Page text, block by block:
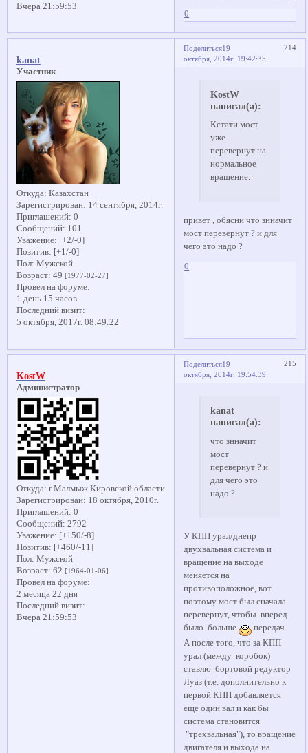
Вчера 21:59:53
0
Поделиться 214
19
октября, 2014г. 19:42:35
kanat
Участник
Откуда: Казахстан
Зарегистрирован: 14 сентября, 2014г.
Приглашений: 0
Сообщений: 101
Уважение: [+2/-0]
Позитив: [+1/-0]
Пол: Мужской
Возраст: 49 [1977-02-27]
Провел на форуме:
1 день 15 часов
Последний визит:
5 октября, 2017г. 08:49:22
KostW
написал(а):
Кстати мост
уже
перевернут на
нормальное
вращение.
привет , обясни что знначит
мост перевернут ? и для
чего это надо ?
0
Поделиться 215
19
октября, 2014г. 19:54:39
KostW
Администратор
Откуда: г.Малмыж Кировской области
Зарегистрирован: 18 октября, 2010г.
Приглашений: 0
Сообщений: 2792
Уважение: [+150/-8]
Позитив: [+460/-11]
Пол: Мужской
Возраст: 62 [1964-01-06]
Провел на форуме:
2 месяца 22 дня
Последний визит:
Вчера 21:59:53
kanat
написал(а):
что знначит
мост
перевернут ? и
для чего это
надо ?
У КПП урал/днепр
двухвальная система и
вращение на выходе
меняется на
противоположное, вот
поэтому мост был сначала
перевернут, чтобы вперед
было больше
передач.
А после того, что за КПП
урал (между коробок)
ставлю бортовой редуктор
Луаз (т.е. дополнительно к
первой КПП добавляется
еще один вал и как бы
система становится
"трехвальная"), то вращение
двигателя и выхода на